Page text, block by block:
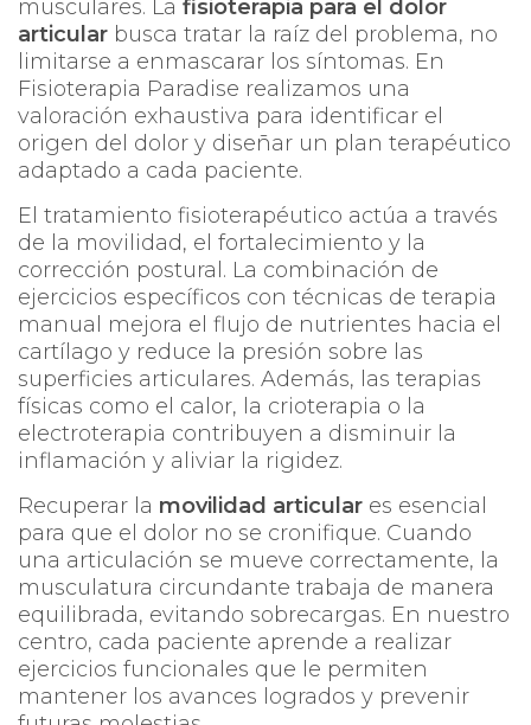
musculares. La fisioterapia para el dolor
articular busca tratar la raíz del problema, no
limitarse a enmascarar los síntomas. En
Fisioterapia Paradise realizamos una
valoración exhaustiva para identificar el
origen del dolor y diseñar un plan terapéutico
adaptado a cada paciente.
El tratamiento fisioterapéutico actúa a través
de la movilidad, el fortalecimiento y la
corrección postural. La combinación de
ejercicios específicos con técnicas de terapia
manual mejora el flujo de nutrientes hacia el
cartílago y reduce la presión sobre las
superficies articulares. Además, las terapias
físicas como el calor, la crioterapia o la
electroterapia contribuyen a disminuir la
inflamación y aliviar la rigidez.
Recuperar la movilidad articular es esencial
para que el dolor no se cronifique. Cuando
una articulación se mueve correctamente, la
musculatura circundante trabaja de manera
equilibrada, evitando sobrecargas. En nuestro
centro, cada paciente aprende a realizar
ejercicios funcionales que le permiten
mantener los avances logrados y prevenir